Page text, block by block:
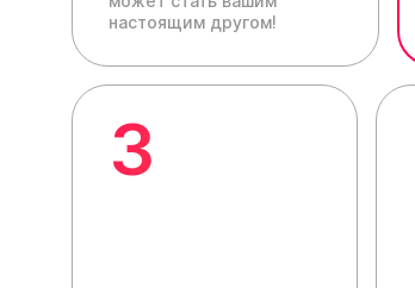
настоящим другом!
3